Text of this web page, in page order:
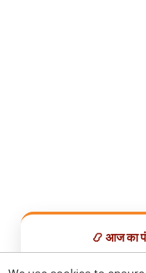
📿 आज का